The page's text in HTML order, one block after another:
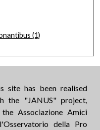
(1)
site has been realised
the "JANUS" project,
Associazione Amici
della Pro